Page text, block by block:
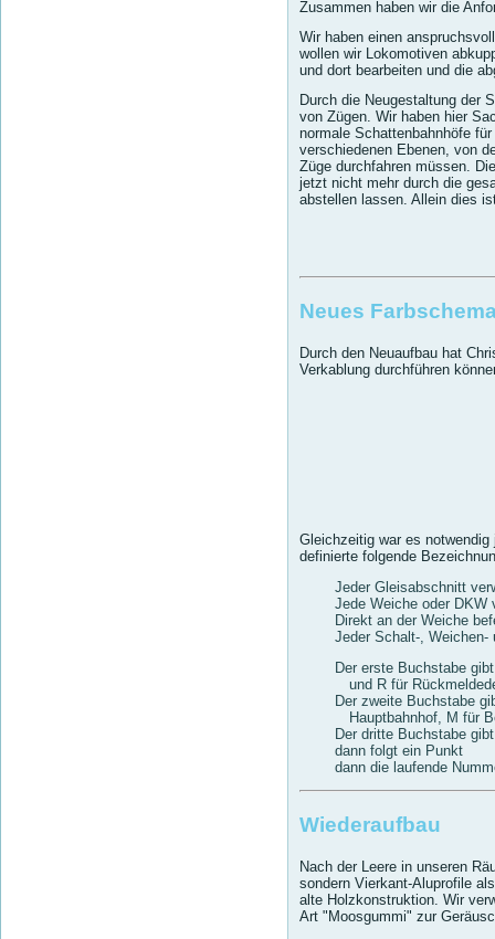
Zusammen haben wir die
Wir haben einen
wollen wir Lokomotiven
und dort bearbeiten und die
Durch die Neugestaltung der
von Zügen. Wir haben hier
normale Schattenbahnhöfe
verschiedenen Ebenen, von
Züge durchfahren müssen.
jetzt nicht mehr durch die
abstellen lassen. Allein dies
Neues
Durch den Neuaufbau hat
Verkablung durchführen
Gleichzeitig war es
definierte folgende
Jeder Gleisabschnitt
Jede Weiche oder DKW
Direkt an der Weiche
Jeder Schalt-, Weichen-
Der erste Buchstabe
und R für
Der zweite Buchstabe
Hauptbahnhof, M für
Der dritte Buchstabe
dann folgt ein Punkt
dann die laufende
Wiederaufbau
Nach der Leere in unseren
sondern Vierkant-Aluprofile
alte Holzkonstruktion. Wir
Art "Moosgummi" zur